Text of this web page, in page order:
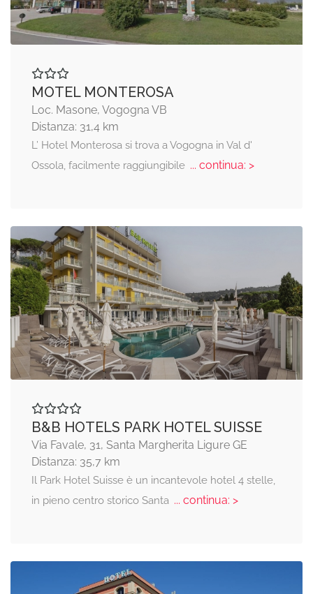
MOTEL MONTEROSA
Loc. Masone, Vogogna VB
Distanza: 31,4 km
L’ Hotel Monterosa si trova a Vogogna in Val d'
Ossola, facilmente raggiungibile... continua: >
B&B HOTELS PARK HOTEL SUISSE
Via Favale, 31, Santa Margherita Ligure GE
Distanza: 35,7 km
Il Park Hotel Suisse è un incantevole hotel 4 stelle,
in pieno centro storico Santa... continua: >